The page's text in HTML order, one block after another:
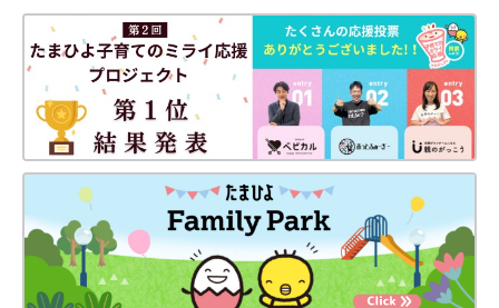
前の話
ふてくされパフォー
マンス[ほぺふるでい
ず#24］
次の話
肘が抜けたほぺ、衝撃
の行動[ほぺふるでいず